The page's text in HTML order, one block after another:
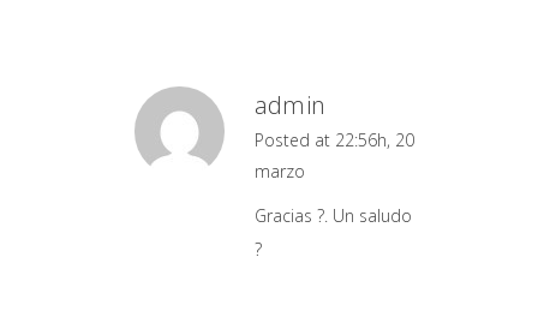
admin
Posted at 22:56h, 20
marzo
Gracias ?. Un saludo
?